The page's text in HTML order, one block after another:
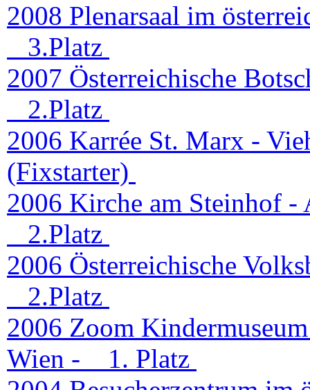
2008 Plenarsaal im
3.Platz
2007 Österreichische
2.Platz
2006 Karrée St. Marx -
(Fixstarter)
2006 Kirche am Steinhof -
2.Platz
2006 Österreichische
2.Platz
2006 Zoom
Wien -
1. Platz